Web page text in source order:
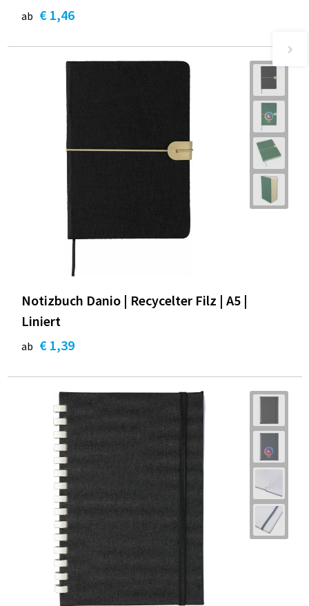
ab € 1,46
Notizbuch Danio | Recycelter Filz | A5 |
Liniert
ab € 1,39